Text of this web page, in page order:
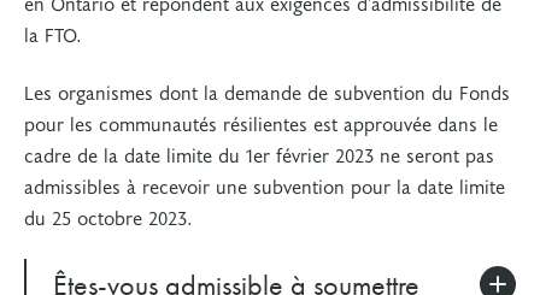
la FTO.
Les organismes dont la demande de subvention du Fonds
pour les communautés résilientes est approuvée dans le
cadre de la date limite du 1er février 2023 ne seront pas
admissibles à recevoir une subvention pour la date limite
du 25 octobre 2023.
Êtes-vous admissible à soumettre